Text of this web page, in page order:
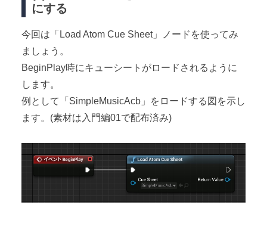
にする
今回は「Load Atom Cue Sheet」ノードを使ってみ
ましょう。
BeginPlay時にキューシートがロードされるように
します。
例として「SimpleMusicAcb」をロードする図を示し
ます。(素材は入門編01で配布済み)